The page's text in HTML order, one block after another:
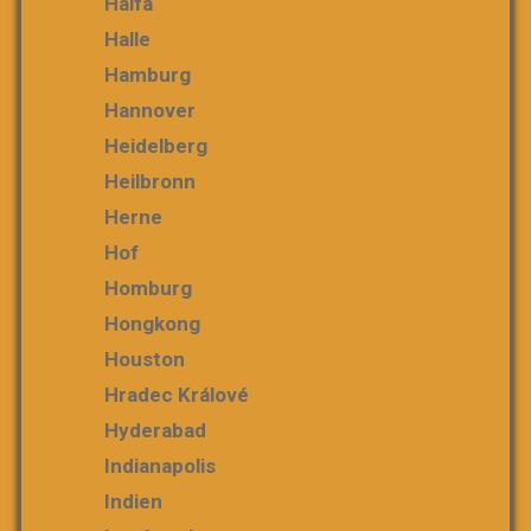
Halle
Hamburg
Hannover
Heidelberg
Heilbronn
Herne
Hof
Homburg
Hongkong
Houston
Hradec Králové
Hyderabad
Indianapolis
Indien